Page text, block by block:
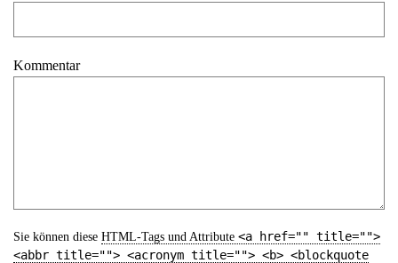
Kommentar
Sie können diese HTML-Tags und Attribute <a href="" title="">
<abbr title=""> <acronym title=""> <b> <blockquote